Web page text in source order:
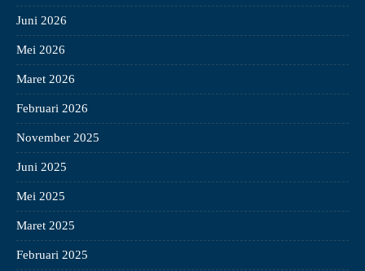
Juni 2026
Mei 2026
Maret 2026
Februari 2026
November 2025
Juni 2025
Mei 2025
Maret 2025
Februari 2025